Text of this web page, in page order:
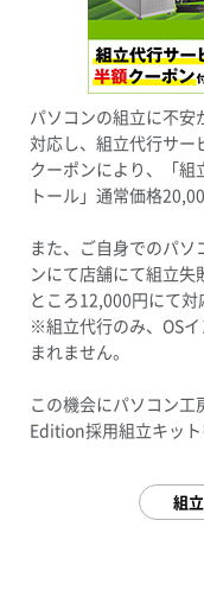
パソコンの組立に不安
対応し、組立代行サー
クーポンにより、「組
トール」通常価格
また、ご自身でのパ
ンにて店舗にて組立
ところ12,000円にて対
※組立代行のみ、OS
まれません。
この機会にパソコン工
Edition採用組立キット
組